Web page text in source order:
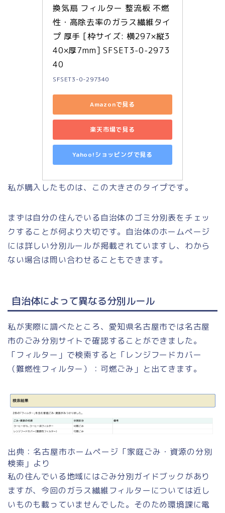
換気扇 フィルター 整流板 不燃
性・高除去率のガラス繊維タイ
プ 厚手 [枠サイズ: 横297×縦3
40×厚7mm] SFSET3-0-2973
40
SFSET3-0-297340
Amazonで見る
楽天市場で見る
Yahoo!ショッピングで見る
私が購入したものは、この大きさのタイプです。
まずは自分の住んでいる自治体のゴミ分別表をチェッ
クすることが何より大切です。自治体のホームページ
には詳しい分別ルールが掲載されていますし、わから
ない場合は問い合わせることもできます。
自治体によって異なる分別ルール
私が実際に調べたところ、愛知県名古屋市では名古屋
市のごみ分別サイトで確認することができました。
「フィルター」で検索すると「レンジフードカバー
（難燃性フィルター）：可燃ごみ」と出てきます。
出典：名古屋市ホームページ「家庭ごみ・資源の分別
検索」より
私の住んでいる地域にはごみ分別ガイドブックがあり
ますが、今回のガラス繊維フィルターについては近し
いものも載っていませんでした。そのため環境課に電